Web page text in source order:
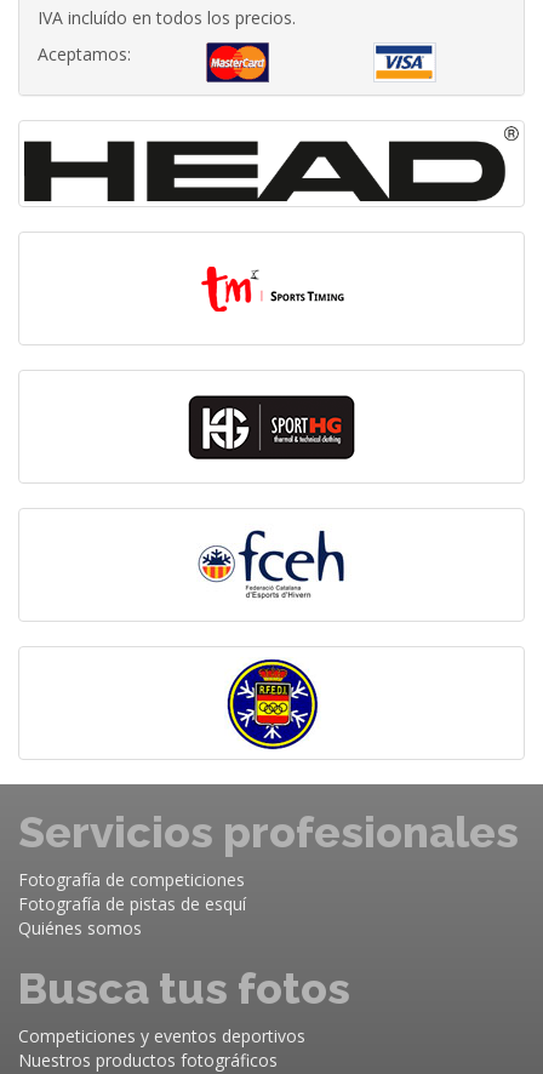
IVA incluído en todos los precios.
Aceptamos:
Servicios profesionales
Fotografía de competiciones
Fotografía de pistas de esquí
Quiénes somos
Busca tus fotos
Competiciones y eventos deportivos
Nuestros productos fotográficos